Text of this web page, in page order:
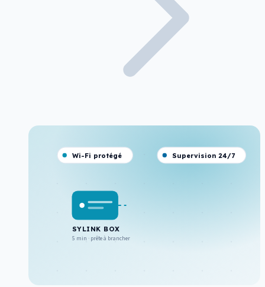
SYLINK BOX
5 min · prête à brancher
Wi-Fi protégé Supervision 24/7